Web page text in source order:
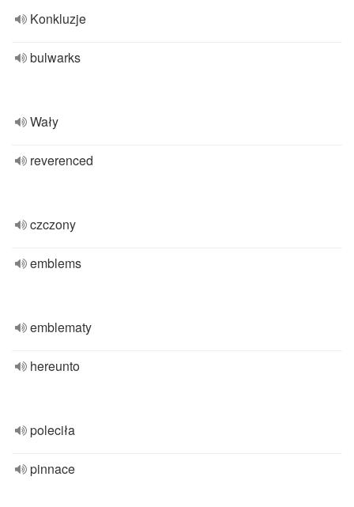
Konkluzje
bulwarks
Wały
reverenced
czczony
emblems
emblematy
hereunto
poleciła
pinnace